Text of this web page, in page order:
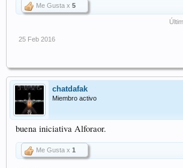
Me Gusta x 5
25 Feb 2016
chatdafak
Miembro activo
buena iniciativa Alforaor.
Me Gusta x 1